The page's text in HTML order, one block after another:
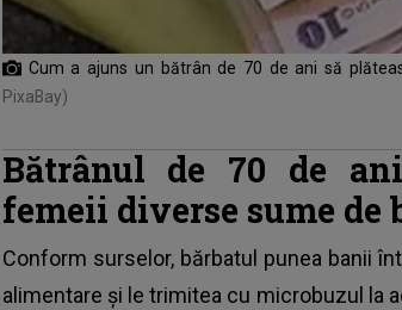
Cum a ajuns un bătrân de 70 de ani să
PixaBay)
Bătrânul de 70 de
femeii diverse sume de
Conform surselor, bărbatul punea banii
alimentare și le trimitea cu microbuzul la